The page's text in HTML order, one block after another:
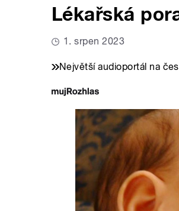
Lékařská
1. srpen 2023
Největší audioportál na